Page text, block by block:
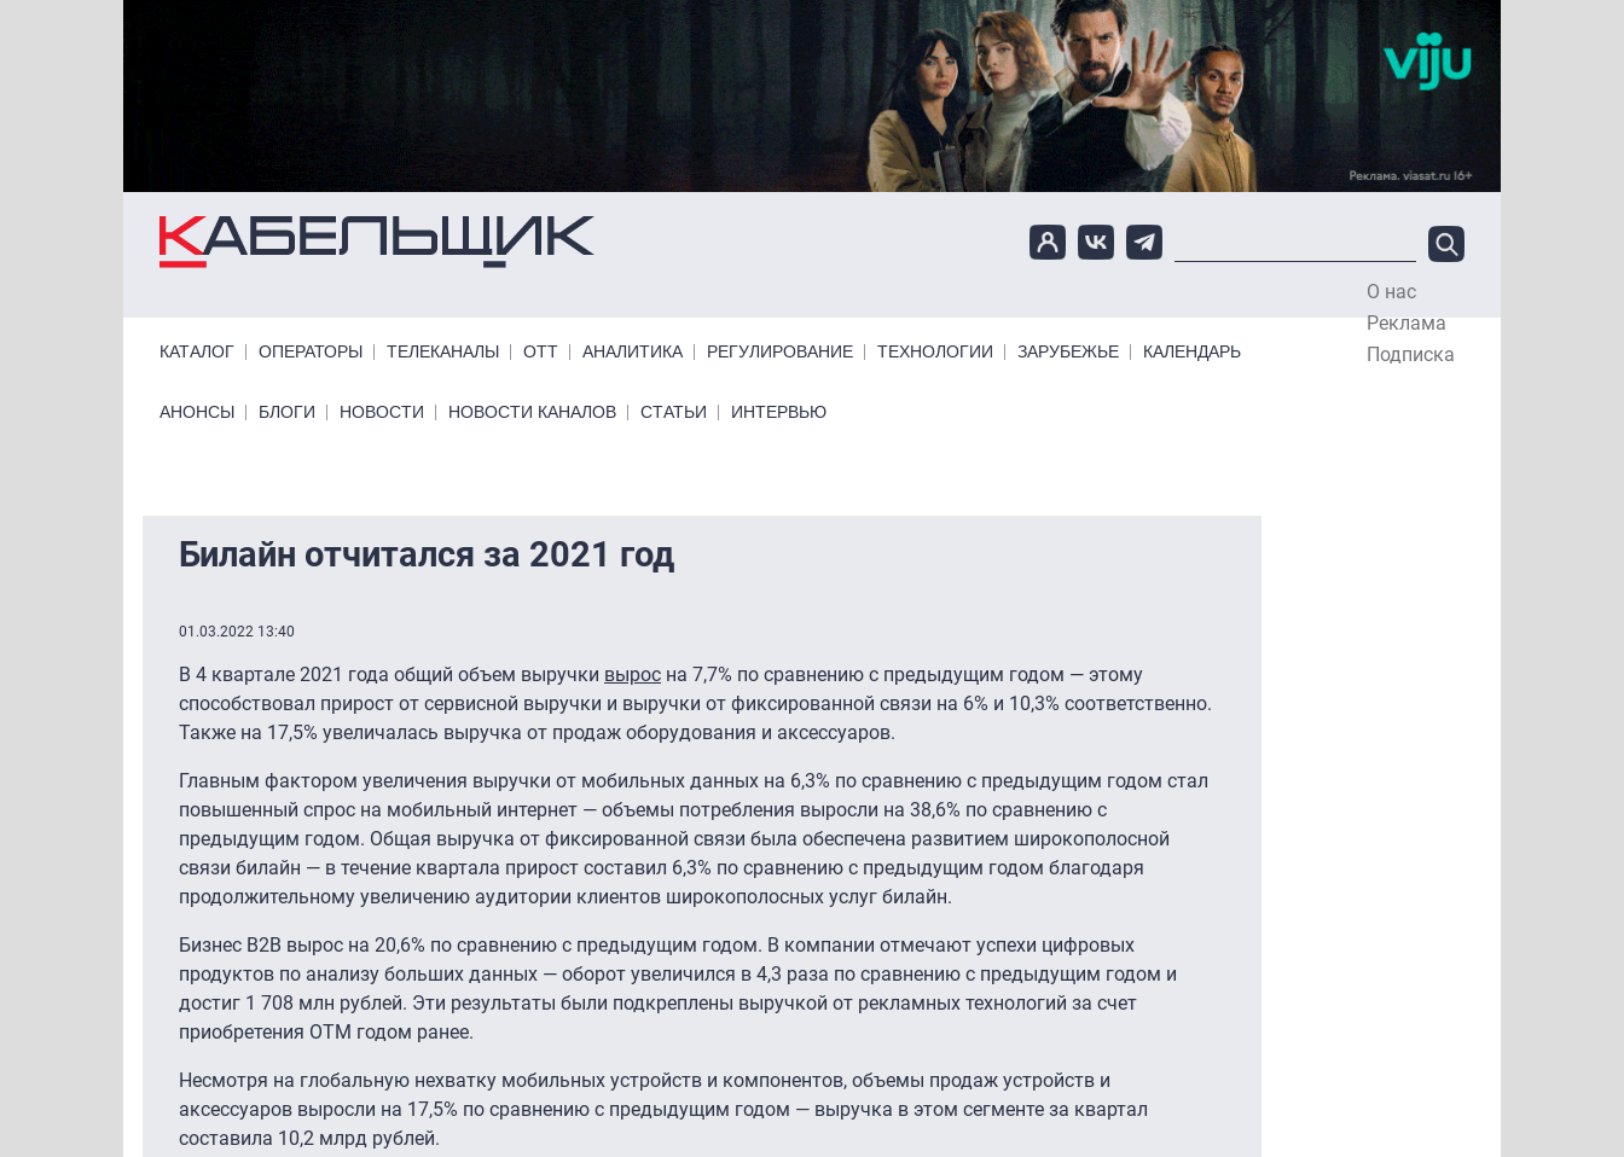
Перейти к основному содержанию
О нас
Реклама
Подписка
КАТАЛОГ ОПЕРАТОРЫ ТЕЛЕКАНАЛЫ ОТТ АНАЛИТИКА РЕГУЛИРОВАНИЕ ТЕХНОЛОГИИ ЗАРУБЕЖЬЕ КАЛЕНДАРЬ
Primary links bottom
АНОНСЫ БЛОГИ НОВОСТИ НОВОСТИ КАНАЛОВ СТАТЬИ ИНТЕРВЬЮ
Билайн отчитался за 2021 год
01.03.2022 13:40
В 4 квартале 2021 года общий объем выручки вырос на 7,7% по сравнению с предыдущим годом — этому
способствовал прирост от сервисной выручки и выручки от фиксированной связи на 6% и 10,3% соответственно.
Также на 17,5% увеличалась выручка от продаж оборудования и аксессуаров.
Главным фактором увеличения выручки от мобильных данных на 6,3% по сравнению с предыдущим годом стал
повышенный спрос на мобильный интернет — объемы потребления выросли на 38,6% по сравнению с
предыдущим годом. Общая выручка от фиксированной связи была обеспечена развитием широкополосной
связи билайн — в течение квартала прирост составил 6,3% по сравнению с предыдущим годом благодаря
продолжительному увеличению аудитории клиентов широкополосных услуг билайн.
Бизнес B2B вырос на 20,6% по сравнению с предыдущим годом. В компании отмечают успехи цифровых
продуктов по анализу больших данных — оборот увеличился в 4,3 раза по сравнению с предыдущим годом и
достиг 1 708 млн рублей. Эти результаты были подкреплены выручкой от рекламных технологий за счет
приобретения OTM годом ранее.
Несмотря на глобальную нехватку мобильных устройств и компонентов, объемы продаж устройств и
аксессуаров выросли на 17,5% по сравнению с предыдущим годом — выручка в этом сегменте за квартал
составила 10,2 млрд рублей.